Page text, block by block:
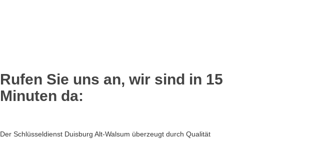
Rufen Sie uns an, wir sind in 15
Minuten da:
Der Schlüsseldienst Duisburg Alt-Walsum überzeugt durch Qualität